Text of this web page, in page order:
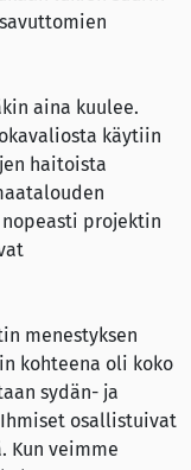
aina kuulee.
käytiin
haitoista
projektin
menestyksen
kohteena oli koko
sydän- ja
osallistuivat
Kun veimme